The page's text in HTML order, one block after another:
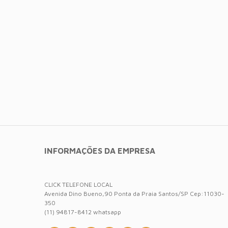
INFORMAÇÕES DA EMPRESA
CLICK TELEFONE LOCAL
Avenida Dino Bueno,90 Ponta da Praia Santos/SP Cep:11030-
350
(11) 94817-8412 whatsapp